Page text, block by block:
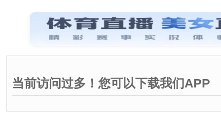
当前访问过多！您可以下载我们APP